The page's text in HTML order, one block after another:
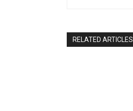
RELATED ARTICLES